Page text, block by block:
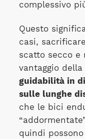
complessivo
Questo
casi,
scatto secco
vantaggio
guidabilità in
sulle lunghe
che le bici
quindi